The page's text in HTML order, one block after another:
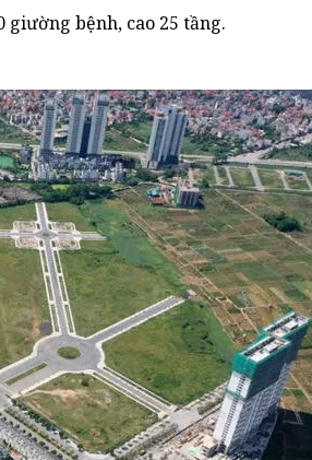
giường bệnh, cao 25 tầng.